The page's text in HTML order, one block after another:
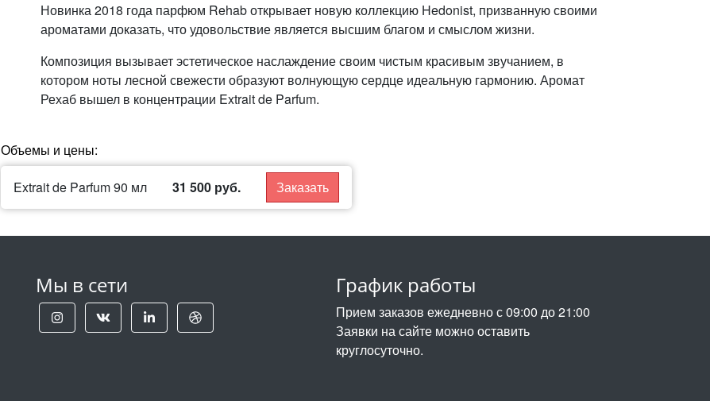
Новинка 2018 года парфюм Rehab открывает новую коллекцию Hedonist, призванную своими
ароматами доказать, что удовольствие является высшим благом и смыслом жизни.
Композиция вызывает эстетическое наслаждение своим чистым красивым звучанием, в
котором ноты лесной свежести образуют волнующую сердце идеальную гармонию. Аромат
Рехаб вышел в концентрации Extrait de Parfum.
Объемы и цены:
Extrait de Parfum 90 мл 31 500 руб. Заказать
Мы в сети График работы
Прием заказов ежедневно с 09:00 до 21:00
Заявки на сайте можно оставить
круглосуточно.